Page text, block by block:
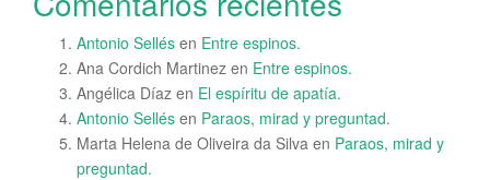
Antonio Sellés en Entre espinos.
Ana Cordich Martinez en Entre espinos.
Angélica Díaz en El espíritu de apatía.
Antonio Sellés en Paraos, mirad y preguntad.
Marta Helena de Oliveira da Silva en Paraos, mirad y
preguntad.